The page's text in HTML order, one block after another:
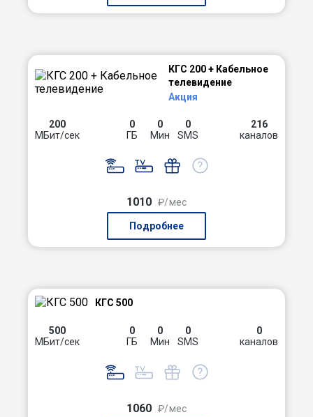
КГС 200 + Кабельное
телевидение
Акция
200
МБит/сек
0
ГБ
0
Мин
0
SMS
216
каналов
1010 ₽/мес
Подробнее
КГС 500
500
МБит/сек
0
ГБ
0
Мин
0
SMS
0
каналов
1060 ₽/мес